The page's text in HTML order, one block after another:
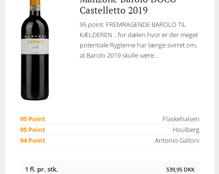
Castelletto 2019
95 point. FREMRAGENDE BAROLO TIL
KÆLDEREN ...for dælen hvor er der meget
potentiale Rygterne har længe svirret om,
at Barolo 2019 skulle være...
95 Point
Flaskehalsen
95 Point
Houlberg
94 Point
Antonio Galloni
1 fl. pr. stk. 539,95 DKK